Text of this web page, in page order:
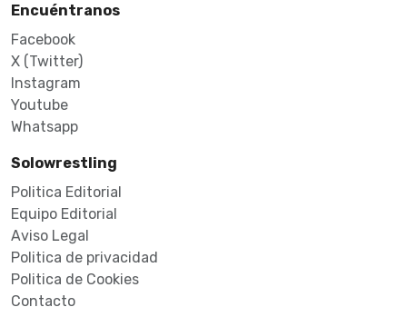
Encuéntranos
Facebook
X (Twitter)
Instagram
Youtube
Whatsapp
Solowrestling
Politica Editorial
Equipo Editorial
Aviso Legal
Politica de privacidad
Politica de Cookies
Contacto